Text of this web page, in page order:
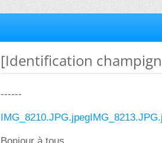
[Identification
------
IMG_8210.JPG.jpeg